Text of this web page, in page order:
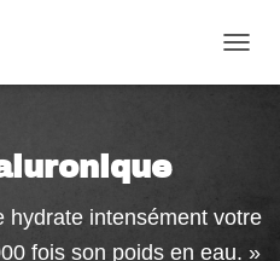
hydrate intensément votre
fois son poids en eau. »